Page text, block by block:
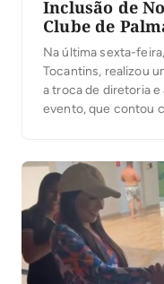
Inclusão de
Clube de
Na última sexta-
Tocantins, realizou
a troca de diretoria
evento, que contou
ações sociais na